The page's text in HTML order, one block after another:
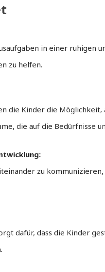
in einer ruhigen
zu helfen.
die Kinder die
die auf die Bedürfnisse
zu
dafür, dass die Kinder